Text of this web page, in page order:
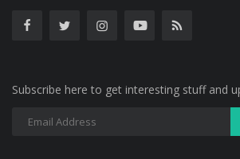
Subscribe here to get interesting stuff and